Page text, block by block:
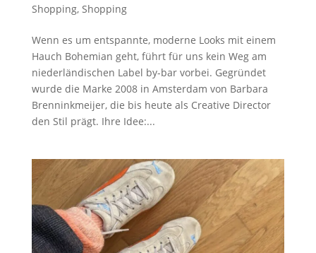
Shopping, Shopping
Wenn es um entspannte, moderne Looks mit einem
Hauch Bohemian geht, führt für uns kein Weg am
niederländischen Label by-bar vorbei. Gegründet
wurde die Marke 2008 in Amsterdam von Barbara
Brenninkmeijer, die bis heute als Creative Director
den Stil prägt. Ihre Idee:...